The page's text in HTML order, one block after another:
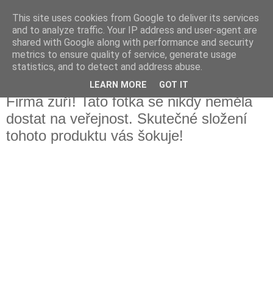
Fakečlánky
Věř všemu co tady vidíš.
úterý 16. ledna 2018
Firma zuří! Tato fotka se nikdy neměla
dostat na veřejnost. Skutečné složení
tohoto produktu vás šokuje!
This site uses cookies from Google to deliver its services
and to analyze traffic. Your IP address and user-agent are
shared with Google along with performance and security
metrics to ensure quality of service, generate usage
statistics, and to detect and address abuse.
LEARN MORE GOT IT